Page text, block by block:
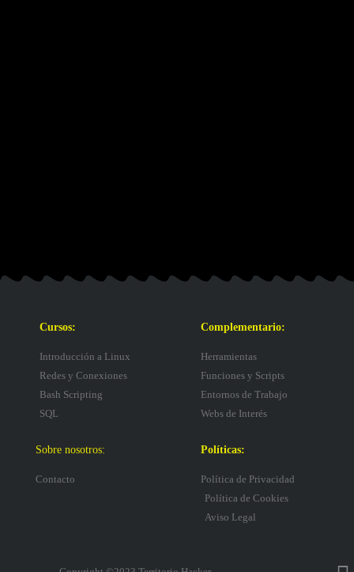
Cursos:
Introducción a Linux
Redes y Conexiones
Bash Scripting
SQL
Complementario:
Herramientas
Funciones y Scripts
Entornos de Trabajo
Webs de Interés
Sobre nosotros:
Contacto
Políticas:
Política de Privacidad
Política de Cookies
Aviso Legal